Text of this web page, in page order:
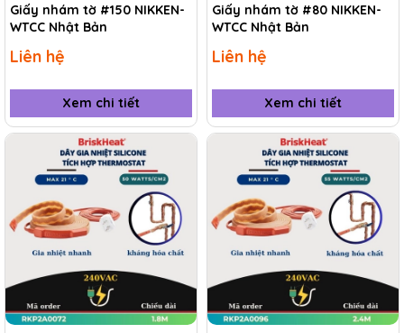
Giấy nhám tờ #150 NIKKEN-
WTCC Nhật Bản
Liên hệ
Xem chi tiết
Giấy nhám tờ #80 NIKKEN-
WTCC Nhật Bản
Liên hệ
Xem chi tiết